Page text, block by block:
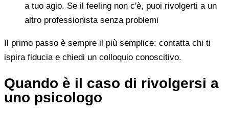
a tuo agio. Se il feeling non c'è, puoi rivolgerti a un
altro professionista senza problemi
Il primo passo è sempre il più semplice: contatta chi ti
ispira fiducia e chiedi un colloquio conoscitivo.
Quando è il caso di rivolgersi a
uno psicologo